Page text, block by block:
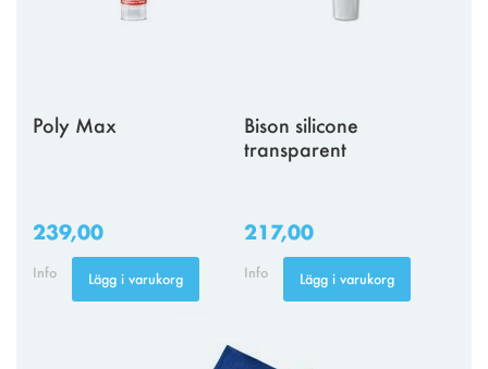
Poly Max
239,00
Info Lägg i varukorg
Bison silicone
transparent
217,00
Info Lägg i varukorg